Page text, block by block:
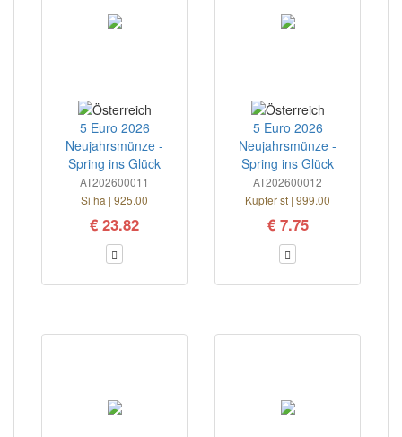
5 Euro 2026
Neujahrsmünze -
Spring ins Glück
AT202600011
Si ha | 925.00
€ 23.82
5 Euro 2026
Neujahrsmünze -
Spring ins Glück
AT202600012
Kupfer st | 999.00
€ 7.75